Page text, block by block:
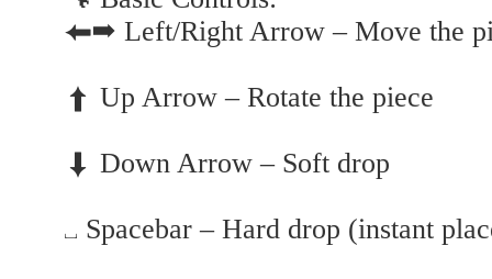
⬅️➡️ Left/Right Arrow – Move the
⬆️ Up Arrow – Rotate the piece
⬇️ Down Arrow – Soft drop
␣ Spacebar – Hard drop (instant